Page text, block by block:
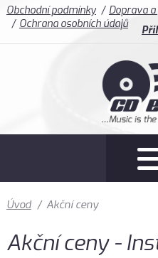
Obchodní podmínky Doprava
Ochrana osobních údajů
Úvod / Akční ceny
Akční ceny -